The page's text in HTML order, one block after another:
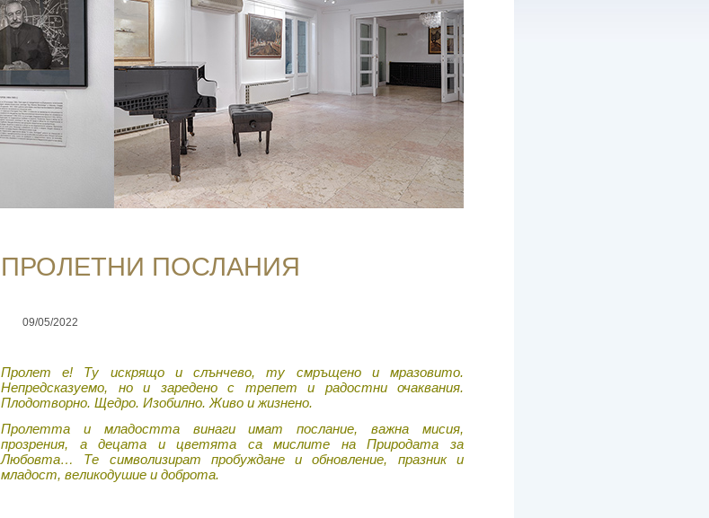
ПРОЛЕТНИ ПОСЛАНИЯ
09/05/2022
Пролет е! Ту искрящо и слънчево, ту смръщено и мразовито.
Непредсказуемо, но и заредено с трепет и радостни очаквания.
Плодотворно. Щедро. Изобилно. Живо и жизнено.
Пролетта и младостта винаги имат послание, важна мисия,
прозрения, а децата и цветята са мислите на Природата за
Любовта… Те символизират пробуждане и обновление, празник и
младост, великодушие и доброта.